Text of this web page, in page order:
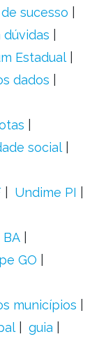
sucesso
dúvidas
Estadual
dados
social
Undime PI
GO
municípios
guia